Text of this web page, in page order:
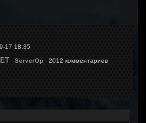
17 18:35
ServerOp 2012 комментариев